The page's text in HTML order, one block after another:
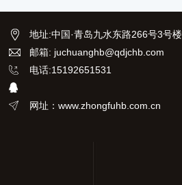
地址:中国·青岛九水东路266号3号楼
邮箱: juchuanghb@qdjchb.com
电话:15192651531
网址：www.zhongfuhb.com.cn